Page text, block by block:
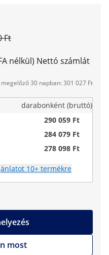
Ft
nélkül) Nettó számlát
30 napban: 301 027 Ft
darabonként (bruttó)
290 059 Ft
284 079 Ft
278 098 Ft
10+ termékre
most